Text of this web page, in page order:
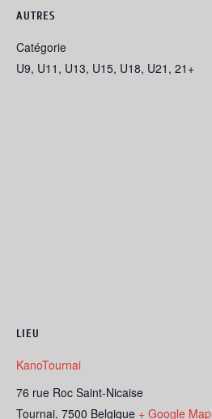
AUTRES
Catégorie
U9, U11, U13, U15, U18, U21, 21+
LIEU
KanoTournai
76 rue Roc Saint-Nicaise
Tournai, 7500 Belgique + Google Map